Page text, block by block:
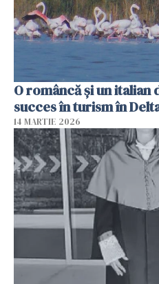
O româncă și un
succes în turism în
14 MARTIE 2026